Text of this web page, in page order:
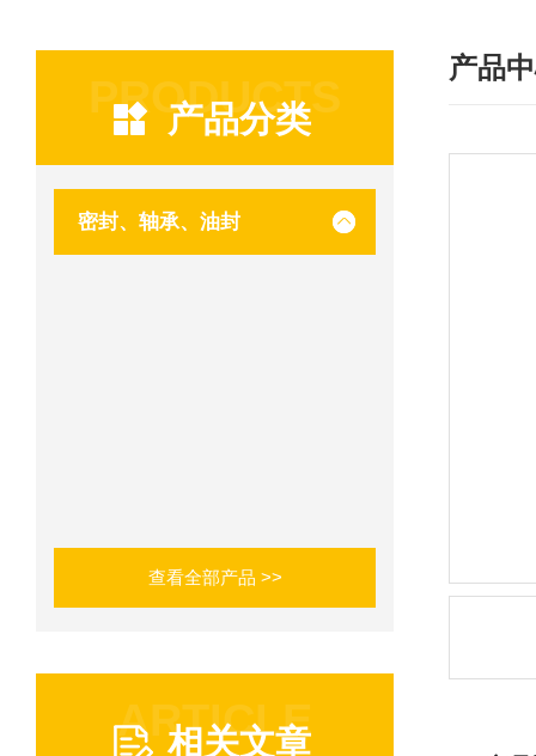
PRODUCTS
产品分类
密封、轴承、油封
查看全部产品 >>
ARTICLE
相关文章
产品